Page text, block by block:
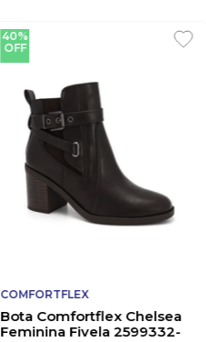
40%
OFF
COMFORTFLEX
Bota Comfortflex Chelsea
Feminina Fivela 2599332-